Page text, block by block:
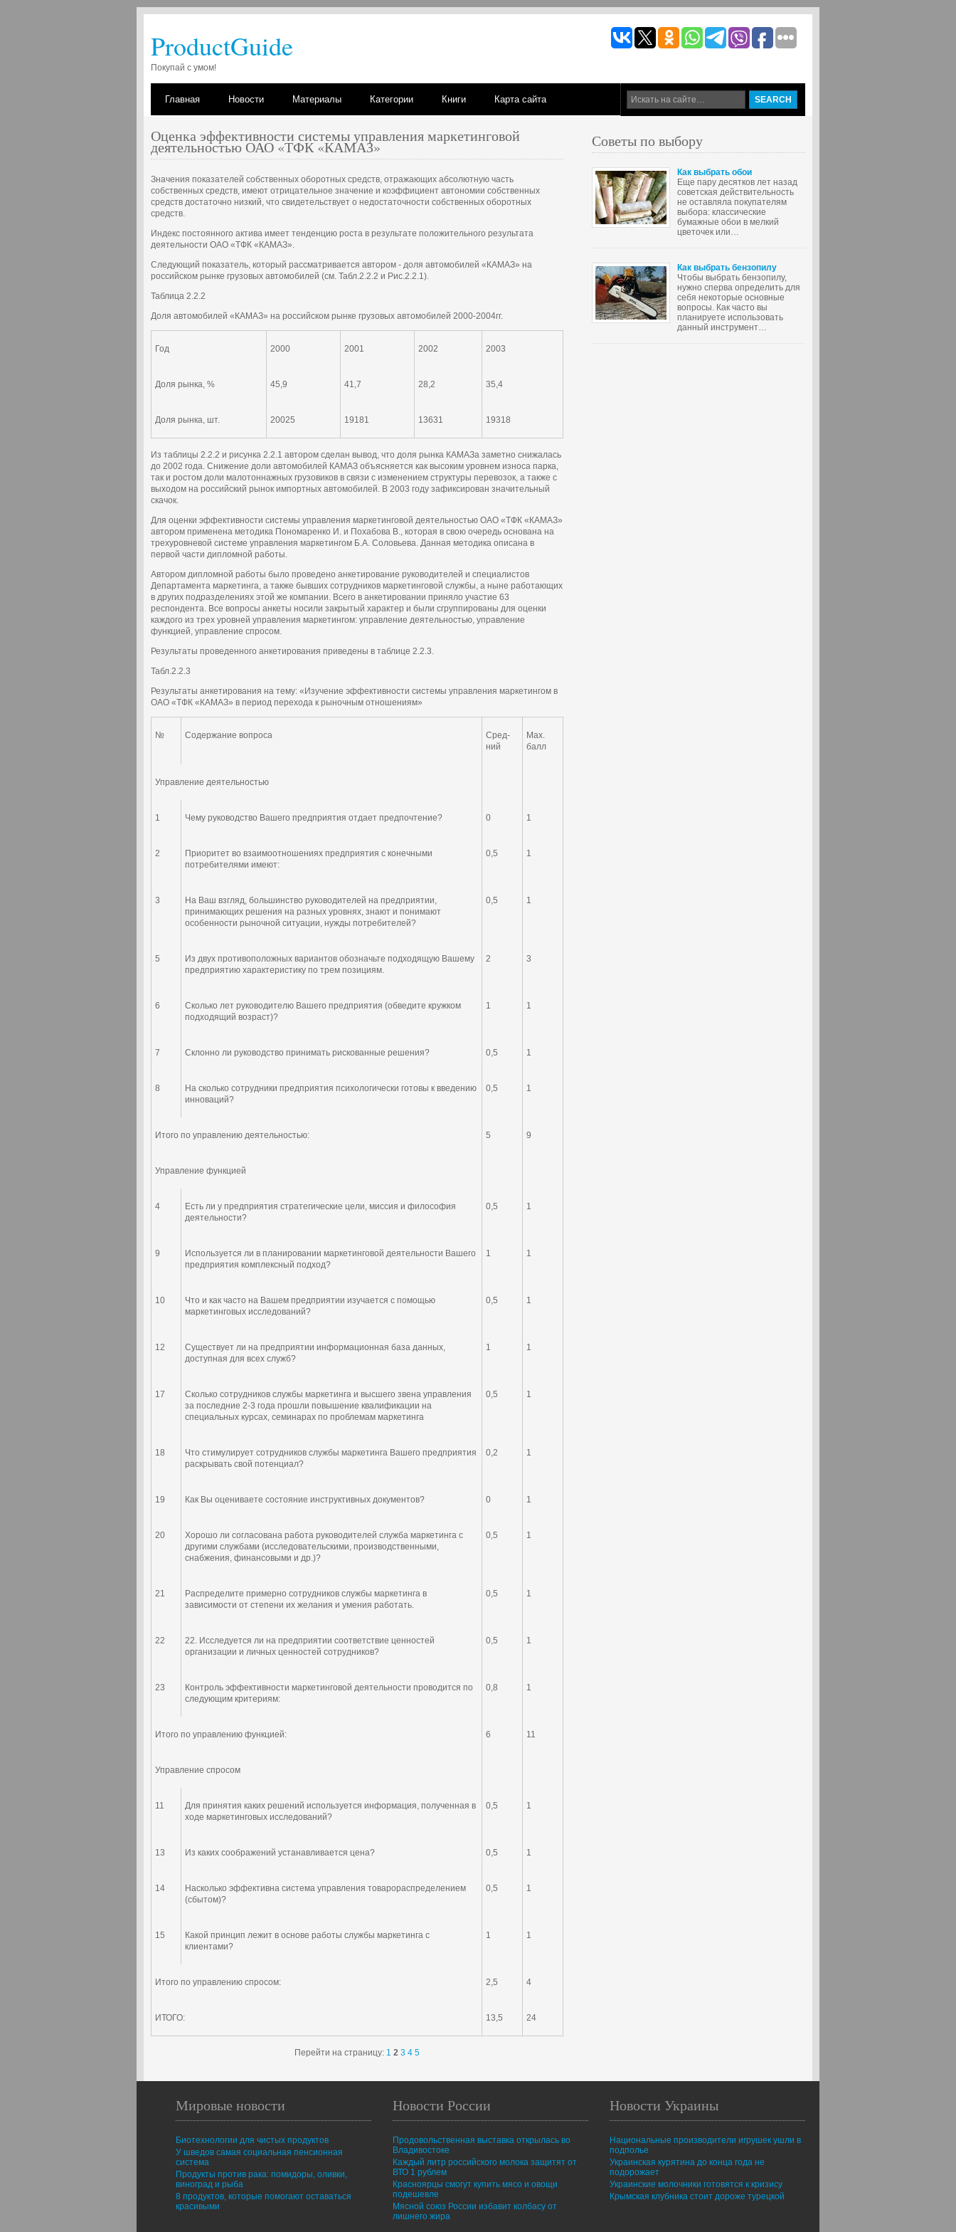
ProductGuide
Покупай с умом!
Главная Новости Материалы Категории Книги Карта сайта
Оценка эффективности системы управления маркетинговой
деятельностью ОАО «ТФК «КАМАЗ»
Значения показателей собственных оборотных средств, отражающих абсолютную часть
собственных средств, имеют отрицательное значение и коэффициент автономии собственных
средств достаточно низкий, что свидетельствует о недостаточности собственных оборотных
средств.
Индекс постоянного актива имеет тенденцию роста в результате положительного результата
деятельности ОАО «ТФК «КАМАЗ».
Следующий показатель, который рассматривается автором - доля автомобилей «КАМАЗ» на
российском рынке грузовых автомобилей (см. Табл.2.2.2 и Рис.2.2.1).
Таблица 2.2.2
Доля автомобилей «КАМАЗ» на российском рынке грузовых автомобилей 2000-2004гг.
Год 2000 2001 2002 2003
Доля рынка, % 45,9 41,7 28,2 35,4
Доля рынка, шт. 20025 19181 13631 19318
Из таблицы 2.2.2 и рисунка 2.2.1 автором сделан вывод, что доля рынка КАМАЗа заметно снижалась
до 2002 года. Снижение доли автомобилей КАМАЗ объясняется как высоким уровнем износа парка,
так и ростом доли малотоннажных грузовиков в связи с изменением структуры перевозок, а также с
выходом на российский рынок импортных автомобилей. В 2003 году зафиксирован значительный
скачок.
Для оценки эффективности системы управления маркетинговой деятельностью ОАО «ТФК «КАМАЗ»
автором применена методика Пономаренко И. и Похабова В., которая в свою очередь основана на
трехуровневой системе управления маркетингом Б.А. Соловьева. Данная методика описана в
первой части дипломной работы.
Автором дипломной работы было проведено анкетирование руководителей и специалистов
Департамента маркетинга, а также бывших сотрудников маркетинговой службы, а ныне работающих
в других подразделениях этой же компании. Всего в анкетировании приняло участие 63
респондента. Все вопросы анкеты носили закрытый характер и были сгруппированы для оценки
каждого из трех уровней управления маркетингом: управление деятельностью, управление
функцией, управление спросом.
Результаты проведенного анкетирования приведены в таблице 2.2.3.
Табл.2.2.3
Результаты анкетирования на тему: «Изучение эффективности системы управления маркетингом в
ОАО «ТФК «КАМАЗ» в период перехода к рыночным отношениям»
№ Содержание вопроса
Сред-
ний
Мах.
балл
Управление деятельностью
1 Чему руководство Вашего предприятия отдает предпочтение? 0 1
2
Приоритет во взаимоотношениях предприятия с конечными
потребителями имеют:
0,5 1
3
На Ваш взгляд, большинство руководителей на предприятии,
принимающих решения на разных уровнях, знают и понимают
особенности рыночной ситуации, нужды потребителей?
0,5 1
5
Из двух противоположных вариантов обозначьте подходящую Вашему
предприятию характеристику по трем позициям.
2 3
6
Сколько лет руководителю Вашего предприятия (обведите кружком
подходящий возраст)?
1 1
7 Склонно ли руководство принимать рискованные решения? 0,5 1
8
На сколько сотрудники предприятия психологически готовы к введению
инноваций?
0,5 1
Итого по управлению деятельностью: 5 9
Управление функцией
4
Есть ли у предприятия стратегические цели, миссия и философия
деятельности?
0,5 1
9
Используется ли в планировании маркетинговой деятельности Вашего
предприятия комплексный подход?
1 1
10
Что и как часто на Вашем предприятии изучается с помощью
маркетинговых исследований?
0,5 1
12
Существует ли на предприятии информационная база данных,
доступная для всех служб?
1 1
17
Сколько сотрудников службы маркетинга и высшего звена управления
за последние 2-3 года прошли повышение квалификации на
специальных курсах, семинарах по проблемам маркетинга
0,5 1
18
Что стимулирует сотрудников службы маркетинга Вашего предприятия
раскрывать свой потенциал?
0,2 1
19 Как Вы оцениваете состояние инструктивных документов? 0 1
20
Хорошо ли согласована работа руководителей служба маркетинга с
другими службами (исследовательскими, производственными,
снабжения, финансовыми и др.)?
0,5 1
21
Распределите примерно сотрудников службы маркетинга в
зависимости от степени их желания и умения работать.
0,5 1
22
22. Исследуется ли на предприятии соответствие ценностей
организации и личных ценностей сотрудников?
0,5 1
23
Контроль эффективности маркетинговой деятельности проводится по
следующим критериям:
0,8 1
Итого по управлению функцией: 6 11
Управление спросом
11
Для принятия каких решений используется информация, полученная в
ходе маркетинговых исследований?
0,5 1
13 Из каких соображений устанавливается цена? 0,5 1
14
Насколько эффективна система управления товарораспределением
(сбытом)?
0,5 1
15
Какой принцип лежит в основе работы службы маркетинга с
клиентами?
1 1
Итого по управлению спросом: 2,5 4
ИТОГО: 13,5 24
Перейти на страницу: 1 2 3 4 5
Советы по выбору
Как выбрать обои
Еще пару десятков лет назад
советская действительность
не оставляла покупателям
выбора: классические
бумажные обои в мелкий
цветочек или…
Как выбрать бензопилу
Чтобы выбрать бензопилу,
нужно сперва определить для
себя некоторые основные
вопросы. Как часто вы
планируете использовать
данный инструмент…
Новости Украины
Национальные производители игрушек ушли в
подполье
Украинская курятина до конца года не
подорожает
Украинские молочники готовятся к кризису
Крымская клубника стоит дороже турецкой
Новости России
Продовольственная выставка открылась во
Владивостоке
Каждый литр российского молока защитят от
ВТО 1 рублем
Красноярцы смогут купить мясо и овощи
подешевле
Мясной союз России избавит колбасу от
лишнего жира
Мировые новости
Биотехнологии для чистых продуктов
У шведов самая социальная пенсионная
система
Продукты против рака: помидоры, оливки,
виноград и рыба
8 продуктов, которые помогают оставаться
красивыми